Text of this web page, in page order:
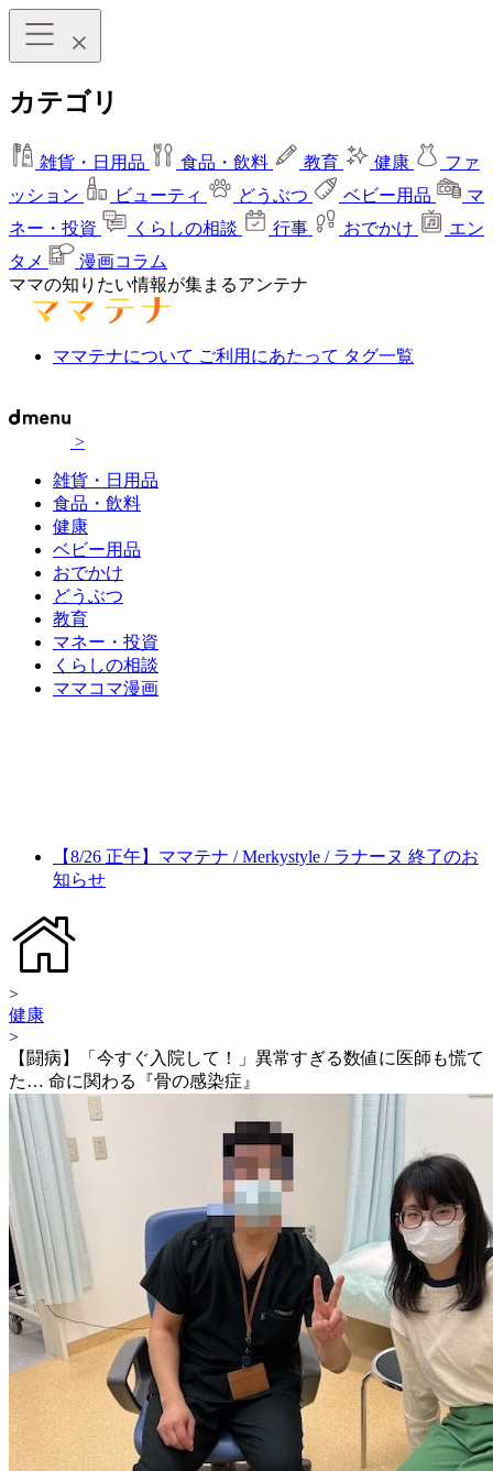
カテゴリ
雑貨・日用品 食品・飲料 教育 健康
ファ
ッション
ビューティ どうぶつ ベビー用品
マ
ネー・投資
くらしの相談 行事 おでかけ
エン
タメ
漫画コラム
ママの知りたい情報が集まるアンテナ
ママテナについて ご利用にあたって タグ一覧
>
雑貨・日用品
食品・飲料
健康
ベビー用品
おでかけ
どうぶつ
教育
マネー・投資
くらしの相談
ママコマ漫画
【8/26 正午】ママテナ / Merkystyle / ラナーヌ 終了のお
知らせ
>
健康
>
【闘病】「今すぐ入院して！」異常すぎる数値に医師も慌て
た… 命に関わる『骨の感染症』